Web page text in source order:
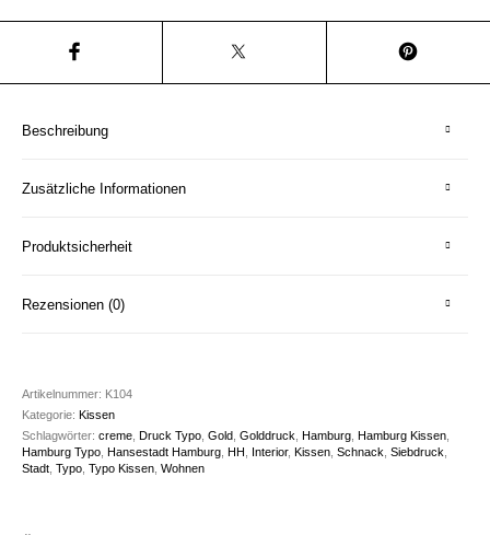
Beschreibung
Zusätzliche Informationen
Produktsicherheit
Rezensionen (0)
Artikelnummer: K104
Kategorie: Kissen
Schlagwörter:creme Druck Typo ,Gold ,Golddruck Hamburg Hamburg Kissen
Hamburg Typo
Hansestadt Hamburg HH Interior, Kissen ,Schnack ,Siebdruck
Stadt ,Typo ,Typo Kissen ,Wohnen